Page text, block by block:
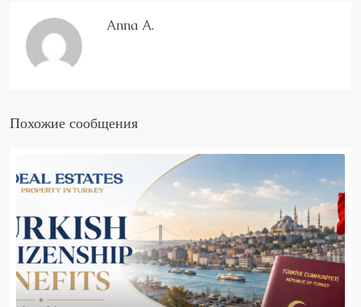
Anna A.
Похожие сообщения